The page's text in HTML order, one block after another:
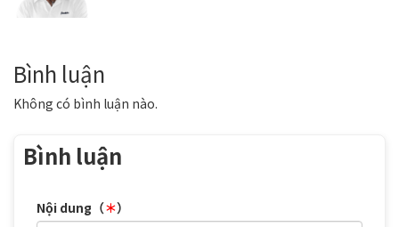
Bình luận
Không có bình luận nào.
Bình luận
Nội dung（＊）